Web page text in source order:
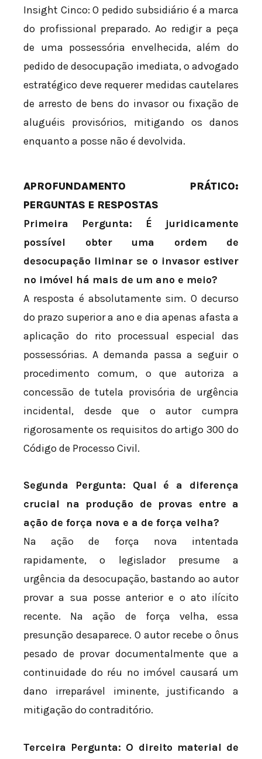
Insight Cinco: O pedido subsidiário é a marca
do profissional preparado. Ao redigir a peça
de uma possessória envelhecida, além do
pedido de desocupação imediata, o advogado
estratégico deve requerer medidas cautelares
de arresto de bens do invasor ou fixação de
aluguéis provisórios, mitigando os danos
enquanto a posse não é devolvida.
APROFUNDAMENTO PRÁTICO:
PERGUNTAS E RESPOSTAS
Primeira Pergunta: É juridicamente
possível obter uma ordem de
desocupação liminar se o invasor estiver
no imóvel há mais de um ano e meio?
A resposta é absolutamente sim. O decurso
do prazo superior a ano e dia apenas afasta a
aplicação do rito processual especial das
possessórias. A demanda passa a seguir o
procedimento comum, o que autoriza a
concessão de tutela provisória de urgência
incidental, desde que o autor cumpra
rigorosamente os requisitos do artigo 300 do
Código de Processo Civil.
Segunda Pergunta: Qual é a diferença
crucial na produção de provas entre a
ação de força nova e a de força velha?
Na ação de força nova intentada
rapidamente, o legislador presume a
urgência da desocupação, bastando ao autor
provar a sua posse anterior e o ato ilícito
recente. Na ação de força velha, essa
presunção desaparece. O autor recebe o ônus
pesado de provar documentalmente que a
continuidade do réu no imóvel causará um
dano irreparável iminente, justificando a
mitigação do contraditório.
Terceira Pergunta: O direito material de